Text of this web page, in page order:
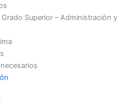
Superior – Administración y